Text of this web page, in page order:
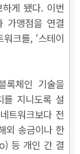
게 됐다. 이번
가맹점을 연결
크를, ‘스테이
록체인 기술을
를 지니도록 설
트워크보다 전
외 송금이나 한
등 개인 간 결